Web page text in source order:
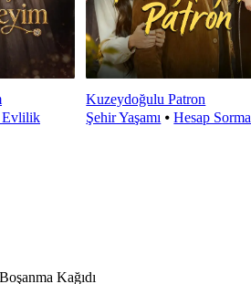
Evlilik
Kuzeydoğulu Patron
Şehir Yaşamı ⦁Hesap Sorma
Kağıdı